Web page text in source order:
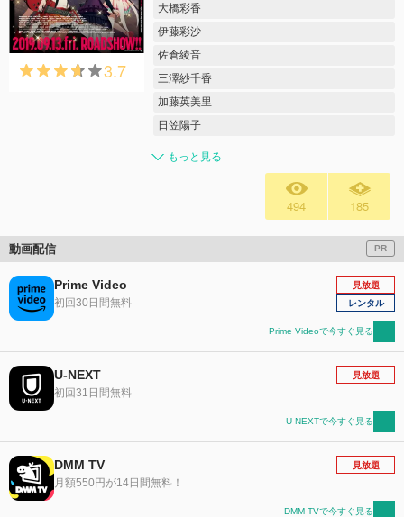
3.7
大橋彩香
伊藤彩沙
佐倉綾音
三澤紗千香
加藤英美里
日笠陽子
もっと見る
494 185
動画配信 PR
Prime Video
初回30日間無料
見放題
レンタル
Prime Videoで今すぐ見る
U-NEXT
初回31日間無料
見放題
U-NEXTで今すぐ見る
DMM TV
月額550円が14日間無料！
見放題
DMM TVで今すぐ見る